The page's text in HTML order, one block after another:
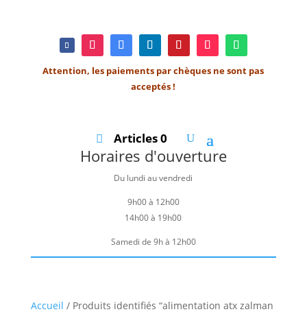
Attention, les paiements par chèques ne sont pas
acceptés !
Articles 0
Horaires d'ouverture
Du lundi au vendredi
9h00 à 12h00
14h00 à 19h00
Samedi de 9h à 12h00
Accueil / Produits identifiés “alimentation atx zalman